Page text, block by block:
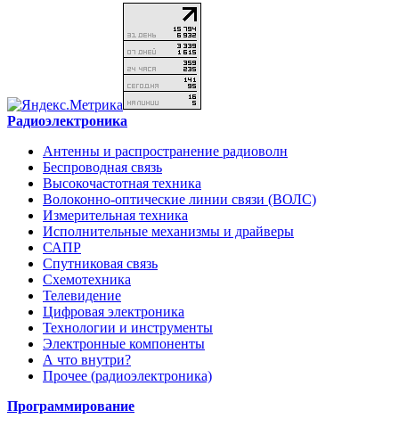
Радиоэлектроника
Антенны и распространение радиоволн
Беспроводная связь
Высокочастотная техника
Волоконно-оптические линии связи (ВОЛС)
Измерительная техника
Исполнительные механизмы и драйверы
САПР
Спутниковая связь
Схемотехника
Телевидение
Цифровая электроника
Технологии и инструменты
Электронные компоненты
А что внутри?
Прочее (радиоэлектроника)
Программирование